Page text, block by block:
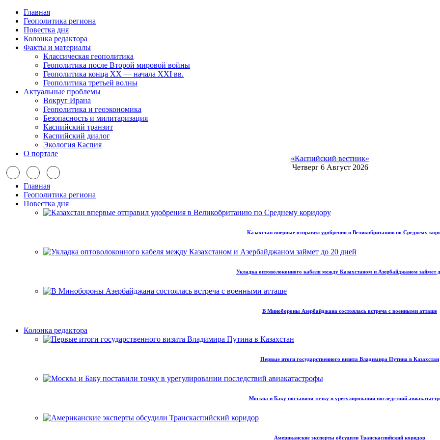
Главная
Геополитика региона
Повестка дня
Колонка редактора
Факты и материалы
Классическая геополитика
Геополитика после Второй мировой войны
Геополитика конца XX — начала XXI вв.
Геополитика третьей волны
Актуальные проблемы
Вокруг Ирана
Геополитика и геоэкономика
Безопасность и милитаризация
Каспийский транзит
Каспийский диалог
Экология Каспия
О портале
«Каспийский вестник»
Четверг 6 Август 2026
Главная
Геополитика региона
Повестка дня
Казахстан впервые отправил удобрения в Великобританию по Среднему
Укладка оптоволоконного кабеля между Казахстаном и Азербайджаном займет
В Минобороны Азербайджана состоялась встреча с военными атташе
Колонка редактора
Первые итоги государственного визита Владимира Путина в Казахстан
Москва и Баку поставили точку в урегулировании последствий
Американские эксперты обсудили Транскаспийский коридор